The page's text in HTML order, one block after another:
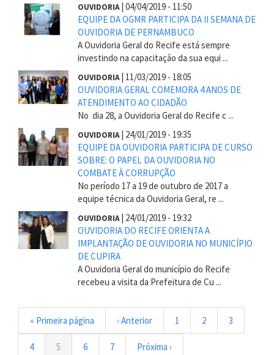
OUVIDORIA| 04/04/2019 - 11:50
EQUIPE DA OGMR PARTICIPA DA II SEMANA DE
OUVIDORIA DE PERNAMBUCO
A Ouvidoria Geral do Recife está sempre
investindo na capacitação da sua equi ...
OUVIDORIA| 11/03/2019 - 18:05
OUVIDORIA GERAL COMEMORA 4 ANOS DE
ATENDIMENTO AO CIDADÃO
No dia 28, a Ouvidoria Geral do Recife c ...
OUVIDORIA| 24/01/2019 - 19:35
EQUIPE DA OUVIDORIA PARTICIPA DE CURSO
SOBRE: O PAPEL DA OUVIDORIA NO
COMBATE À CORRUPÇÃO
No período 17 a 19 de outubro de 2017 a
equipe técnica da Ouvidoria Geral, re ...
OUVIDORIA| 24/01/2019 - 19:32
OUVIDORIA DO RECIFE ORIENTA A
IMPLANTAÇÃO DE OUVIDORIA NO MUNICÍPIO
DE CUPIRA
A Ouvidoria Geral do município do Recife
recebeu a visita da Prefeitura de Cu ...
Paginação
Primeira
página
« Primeira página
Página
anterior
‹ Anterior Página
1 Página
2 Página
3
Página
4
Página
5 Página
6 Página
7
Próxima
Próxima ›